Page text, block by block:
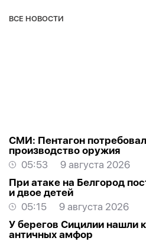
ВСЕ НОВОСТИ
СМИ: Пентагон
производство оружия
05:53
9 августа 2026
При атаке на Белгород
и двое детей
05:15
9 августа 2026
У берегов Сицилии нашли
античных амфор